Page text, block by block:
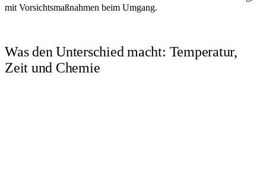
mit Vorsichtsmaßnahmen beim Umgang.
Was den Unterschied macht: Temperatur,
Zeit und Chemie